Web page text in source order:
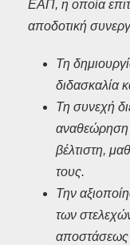
ΕΑΠ, η οποία
αποδοτική
Τη
διδασκαλία
Τη συνεχή
αναθεώρηση
βέλτιστη,
τους.
Την
των
αποστάσεως